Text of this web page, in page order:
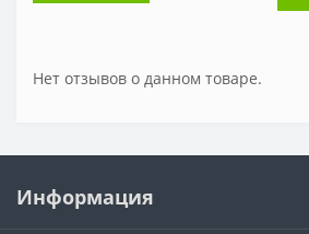
Нет отзывов о данном товаре.
Информация